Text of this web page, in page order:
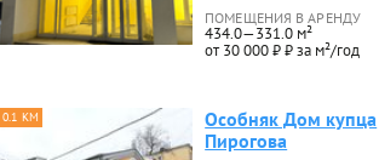
ПОМЕЩЕНИЯ В АРЕНДУ
434.0—331.0 м²
от 30 000 ₽ ₽ за м²/год
0.1 КМ
Особняк Дом купца
Пирогова